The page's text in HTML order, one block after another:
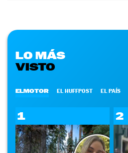
LO MÁS
VISTO
ELMOTOR EL HUFFPOST EL PAÍS
1 2